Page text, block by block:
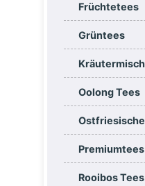
Früchtetees
Grüntees
Oolong Tees
Premiumtees
Rooibos Tees